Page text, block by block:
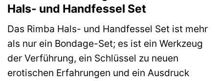
Hals- und Handfessel Set
Das Rimba Hals- und Handfessel Set ist mehr
als nur ein Bondage-Set; es ist ein Werkzeug
der Verführung, ein Schlüssel zu neuen
erotischen Erfahrungen und ein Ausdruck